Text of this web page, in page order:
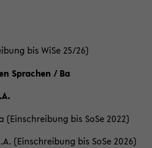
bis WiSe 25/26)
Sprachen / Ba
bis SoSe 2022)
(Einschreibung bis SoSe 2026)